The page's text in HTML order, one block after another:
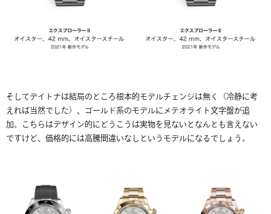
そしてデイトナは結局のところ根本的モデルチェンジは無く（冷静に考
えれば当然でした）、ゴールド系のモデルにメテオライト文字盤が追
加。こちらはデザイン的にどうこうは実物を見ないとなんとも言えない
ですけど、価格的には高騰間違いなしというモデルになるでしょう。